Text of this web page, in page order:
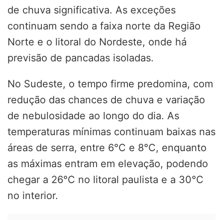
de chuva significativa. As exceções
continuam sendo a faixa norte da Região
Norte e o litoral do Nordeste, onde há
previsão de pancadas isoladas.
No Sudeste, o tempo firme predomina, com
redução das chances de chuva e variação
de nebulosidade ao longo do dia. As
temperaturas mínimas continuam baixas nas
áreas de serra, entre 6°C e 8°C, enquanto
as máximas entram em elevação, podendo
chegar a 26°C no litoral paulista e a 30°C
no interior.